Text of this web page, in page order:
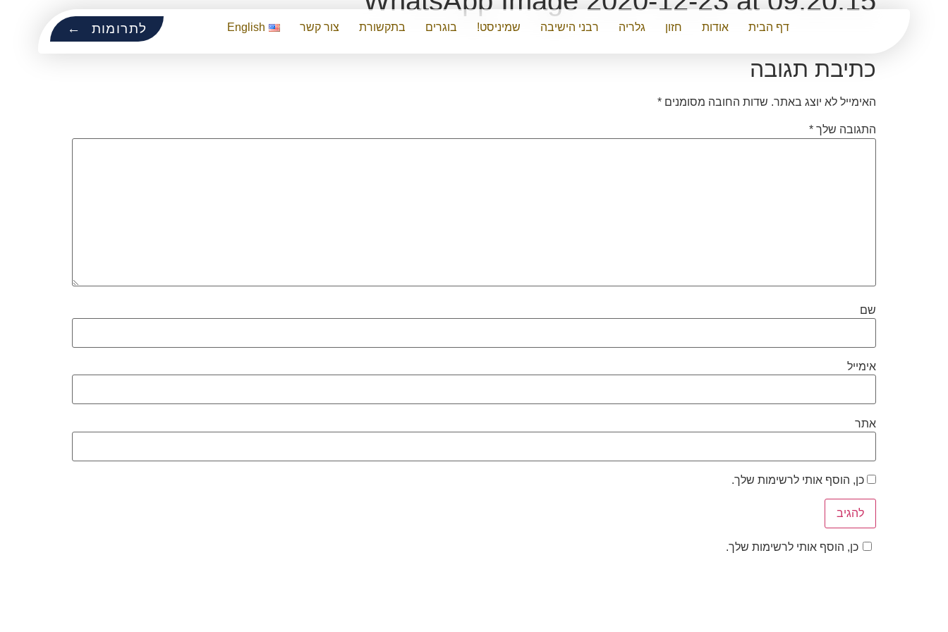
דף הבית אודות חזון גלריה רבני הישיבה שמיניסט! בוגרים בתקשורת צור קשר English לתרומות ←
כתיבת תגובה
האימייל לא יוצג באתר. שדות החובה מסומנים *
התגובה שלך *
שם
אימייל
אתר
כן, הוסף אותי לרשימות שלך.
כן, הוסף אותי לרשימות שלך.